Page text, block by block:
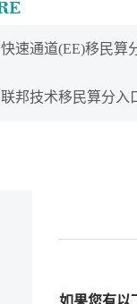
快速通道(EE)移民算
联邦技术移民算分入
如果您有以